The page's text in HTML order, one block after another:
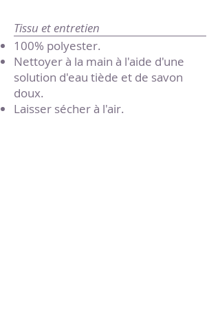
Tissu et entretien
100% polyester.
Nettoyer à la main à l'aide d'une
solution d'eau tiède et de savon
doux.
Laisser sécher à l'air.